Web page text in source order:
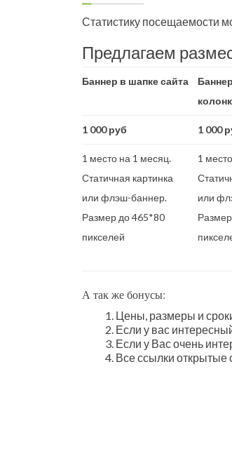
Статистику посещаемости
Предлагаем
Баннер в шапке сайта
1 000 руб 1 000
1 место на 1 месяц.
Статичная картинка
или флэш-баннер.
Размер до 465*80
пикселей
1
или
А так же бонусы:
Цены, размеры и
Если у вас
Если у Вас очень
Все ссылки открытые